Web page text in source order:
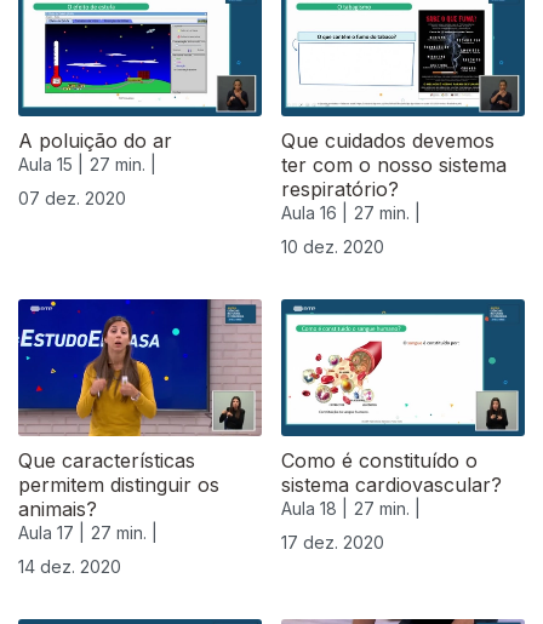
A poluição do ar
Aula 15 |
27 min. |
07 dez. 2020
Que cuidados devemos
ter com o nosso sistema
respiratório?
Aula 16 |
27 min. |
10 dez. 2020
Que características
permitem distinguir os
animais?
Aula 17 |
27 min. |
14 dez. 2020
Como é constituído o
sistema cardiovascular?
Aula 18 |
27 min. |
17 dez. 2020